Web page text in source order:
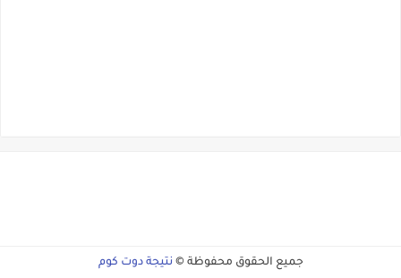
جميع الحقوق محفوظة © نتيجة دوت كوم